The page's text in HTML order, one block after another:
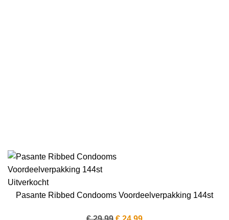
Uitverkocht
Pasante Ribbed Condooms Voordeelverpakking 144st
Oorspronkelijke
Huidige